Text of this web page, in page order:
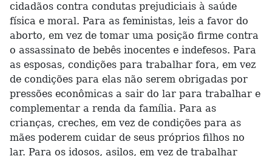
cidadãos contra condutas prejudiciais à saúde
física e moral. Para as feministas, leis a favor do
aborto, em vez de tomar uma posição firme contra
o assassinato de bebês inocentes e indefesos. Para
as esposas, condições para trabalhar fora, em vez
de condições para elas não serem obrigadas por
pressões econômicas a sair do lar para trabalhar e
complementar a renda da família. Para as
crianças, creches, em vez de condições para as
mães poderem cuidar de seus próprios filhos no
lar. Para os idosos, asilos, em vez de trabalhar